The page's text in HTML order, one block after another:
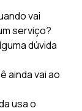
vai
serviço?
dúvida
ainda vai ao
usa o